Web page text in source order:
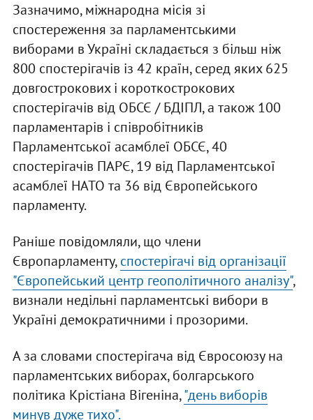
Зазначимо, міжнародна місія зі
спостереження за парламентськими
виборами в Україні складається з більш ніж
800 спостерігачів із 42 країн, серед яких 625
довгострокових і короткострокових
спостерігачів від ОБСЄ / БДІПЛ, а також 100
парламентарів і співробітників
Парламентської асамблеї ОБСЄ, 40
спостерігачів ПАРЄ, 19 від Парламентської
асамблеї НАТО та 36 від Європейського
парламенту.
Раніше повідомляли, що члени
Європарламенту,спостерігачі від організації
"Європейський центр геополітичного аналізу",
визнали недільні парламентські вибори в
Україні демократичними і прозорими.
А за словами спостерігача від Євросоюзу на
парламентських виборах, болгарського
політика Крістіана Вігеніна,"день виборів
минув дуже тихо".